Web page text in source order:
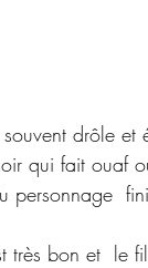
drôle et
qui fait ouaf
personnage
très bon et  le